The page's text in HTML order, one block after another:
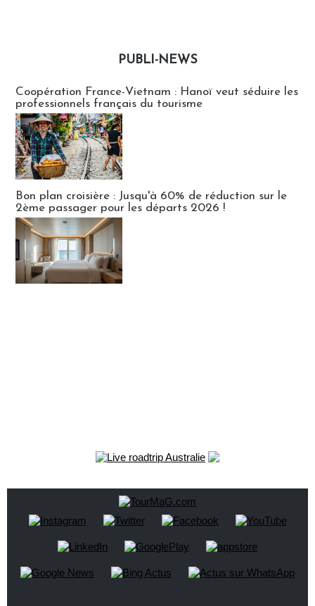
PUBLI-NEWS
Coopération France-Vietnam : Hanoï veut séduire les
professionnels français du tourisme
Bon plan croisière : Jusqu'à 60% de réduction sur le
2ème passager pour les départs 2026 !